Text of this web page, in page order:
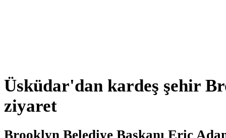
Üsküdar'dan kardeş şehir
ziyaret
Brooklyn Belediye Başkanı Eric